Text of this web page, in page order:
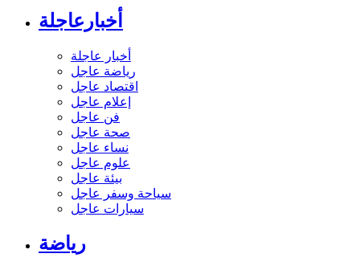
أخبارعاجلة
أخبار عاجلة
رياضة عاجل
اقتصاد عاجل
إعلام عاجل
فن عاجل
صحة عاجل
نساء عاجل
علوم عاجل
بيئة عاجل
سياحة وسفر عاجل
سيارات عاجل
رياضة